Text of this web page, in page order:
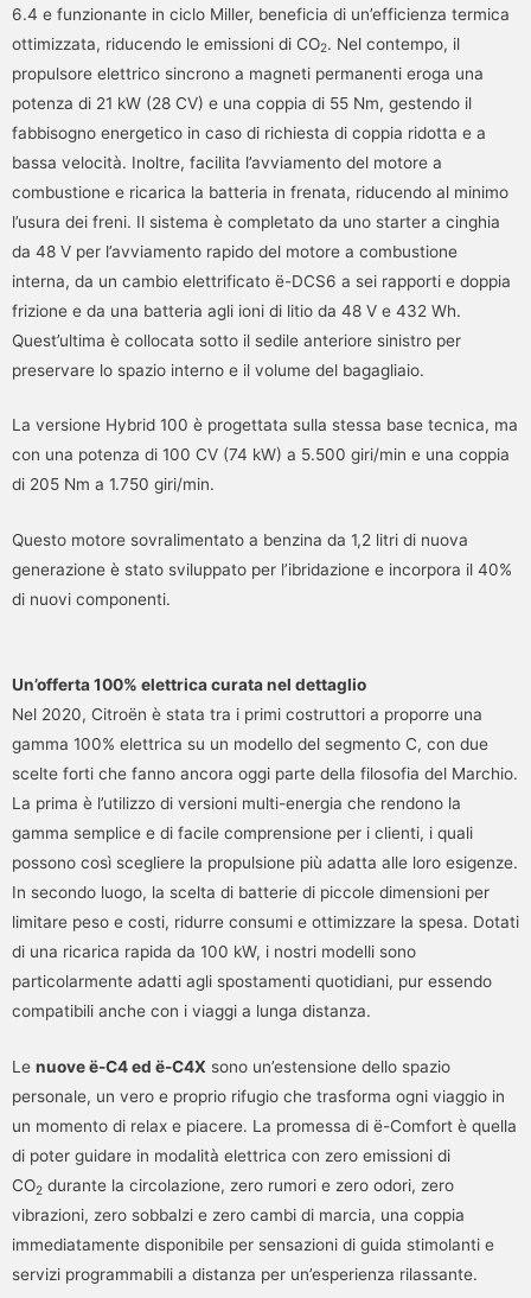
6.4 e funzionante in ciclo Miller, beneficia di un’efficienza termica
ottimizzata, riducendo le emissioni di CO2. Nel contempo, il
propulsore elettrico sincrono a magneti permanenti eroga una
potenza di 21 kW (28 CV) e una coppia di 55 Nm, gestendo il
fabbisogno energetico in caso di richiesta di coppia ridotta e a
bassa velocità. Inoltre, facilita l’avviamento del motore a
combustione e ricarica la batteria in frenata, riducendo al minimo
l’usura dei freni. Il sistema è completato da uno starter a cinghia
da 48 V per l’avviamento rapido del motore a combustione
interna, da un cambio elettrificato ë-DCS6 a sei rapporti e doppia
frizione e da una batteria agli ioni di litio da 48 V e 432 Wh.
Quest’ultima è collocata sotto il sedile anteriore sinistro per
preservare lo spazio interno e il volume del bagagliaio.
La versione Hybrid 100 è progettata sulla stessa base tecnica, ma
con una potenza di 100 CV (74 kW) a 5.500 giri/min e una coppia
di 205 Nm a 1.750 giri/min.
Questo motore sovralimentato a benzina da 1,2 litri di nuova
generazione è stato sviluppato per l’ibridazione e incorpora il 40%
di nuovi componenti.
Un’offerta 100% elettrica curata nel dettaglio
Nel 2020, Citroën è stata tra i primi costruttori a proporre una
gamma 100% elettrica su un modello del segmento C, con due
scelte forti che fanno ancora oggi parte della filosofia del Marchio.
La prima è l’utilizzo di versioni multi-energia che rendono la
gamma semplice e di facile comprensione per i clienti, i quali
possono così scegliere la propulsione più adatta alle loro esigenze.
In secondo luogo, la scelta di batterie di piccole dimensioni per
limitare peso e costi, ridurre consumi e ottimizzare la spesa. Dotati
di una ricarica rapida da 100 kW, i nostri modelli sono
particolarmente adatti agli spostamenti quotidiani, pur essendo
compatibili anche con i viaggi a lunga distanza.
Le nuove ë-C4 ed ë-C4X sono un’estensione dello spazio
personale, un vero e proprio rifugio che trasforma ogni viaggio in
un momento di relax e piacere. La promessa di ë-Comfort è quella
di poter guidare in modalità elettrica con zero emissioni di
CO2 durante la circolazione, zero rumori e zero odori, zero
vibrazioni, zero sobbalzi e zero cambi di marcia, una coppia
immediatamente disponibile per sensazioni di guida stimolanti e
servizi programmabili a distanza per un’esperienza rilassante.